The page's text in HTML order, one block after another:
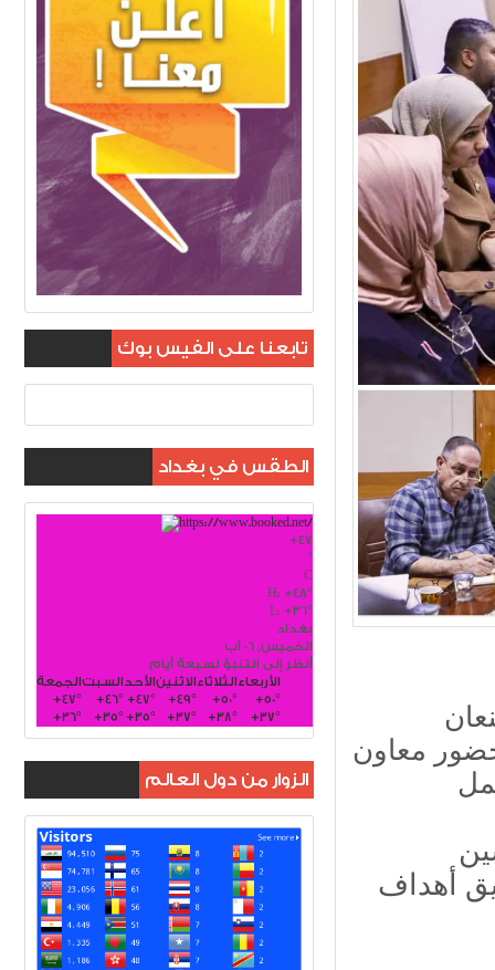
معاون
أهداف
تابعنا على الفيس بوك
الطقس في بغداد
+47
°
C
H: +48°
L: +36°
بغداد
الخميس, 06 آب
أنظر إلى التنبؤ لسبعة أيام
الجمعةالسبتالأحدالاثنينالثلاثاءالأربعاء
+47° +46° +47° +49° +50° +50°
+36° +35°+35° +37° +38° +37°
الزوار من دول العالم